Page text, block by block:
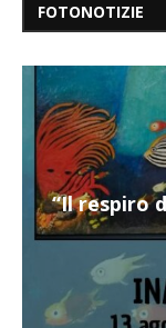
FOTONOTIZIE
“Il respiro